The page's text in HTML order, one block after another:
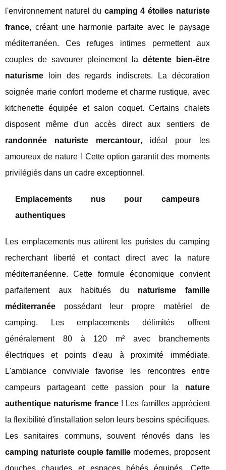
l'environnement naturel du camping 4 étoiles naturiste
france, créant une harmonie parfaite avec le paysage
méditerranéen. Ces refuges intimes permettent aux
couples de savourer pleinement la détente bien-être
naturisme loin des regards indiscrets. La décoration
soignée marie confort moderne et charme rustique, avec
kitchenette équipée et salon coquet. Certains chalets
disposent même d'un accès direct aux sentiers de
randonnée naturiste mercantour, idéal pour les
amoureux de nature ! Cette option garantit des moments
privilégiés dans un cadre exceptionnel.
Emplacements nus pour campeurs
authentiques
Les emplacements nus attirent les puristes du camping
recherchant liberté et contact direct avec la nature
méditerranéenne. Cette formule économique convient
parfaitement aux habitués du naturisme famille
méditerranée possédant leur propre matériel de
camping. Les emplacements délimités offrent
généralement 80 à 120 m² avec branchements
électriques et points d'eau à proximité immédiate.
L'ambiance conviviale favorise les rencontres entre
campeurs partageant cette passion pour la nature
authentique naturisme france ! Les familles apprécient
la flexibilité d'installation selon leurs besoins spécifiques.
Les sanitaires communs, souvent rénovés dans les
camping naturiste couple famille modernes, proposent